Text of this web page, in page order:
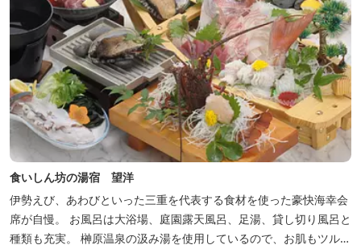
食いしん坊の湯宿 望洋
伊勢えび、あわびといった三重を代表する食材を使った豪快海幸会
席が自慢。 お風呂は大浴場、庭園露天風呂、足湯、貸し切り風呂と
種類も充実。 榊原温泉の汲み湯を使用しているので、お肌もツルツ